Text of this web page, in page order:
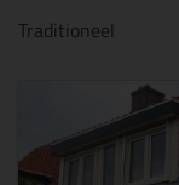
Traditioneel